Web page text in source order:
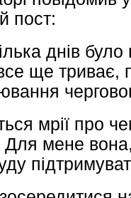
пост:
днів
ще триває,
мрії про
мене вона,